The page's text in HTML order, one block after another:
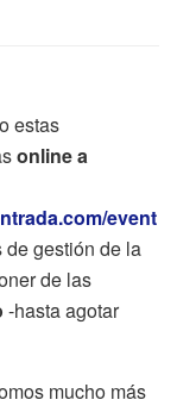
estas
online a
event
de gestión de la
de las
-hasta agotar
mucho más